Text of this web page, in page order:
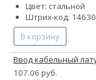
Цвет: стальной
Штрих-код:
В корзину
Ввод кабельный
107.06 руб.